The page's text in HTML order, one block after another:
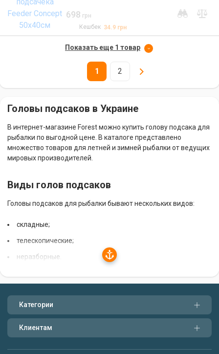
698 грн
Кешбек 34.9 грн
Показать еще 1 товар
1 2
Головы подсаков в Украине
В интернет-магазине Forest можно купить голову подсака для
рыбалки по выгодной цене. В каталоге представлено
множество товаров для летней и зимней рыбалки от ведущих
мировых производителей.
Виды голов подсаков
Головы подсаков для рыбалки бывают нескольких видов:
складные;
телескопические;
неразборные.
Складные головы подсаков состоят из нескольких секций,
складываются и раскладываются, что удобно при
транспортировке. Телескопические головы подсаков имеют
выдвижную конструкцию, которая позволяет регулировать
длину подсака. Неразборные головы подсаков представляют
собой цельную конструкцию.
Категории
Клиентам